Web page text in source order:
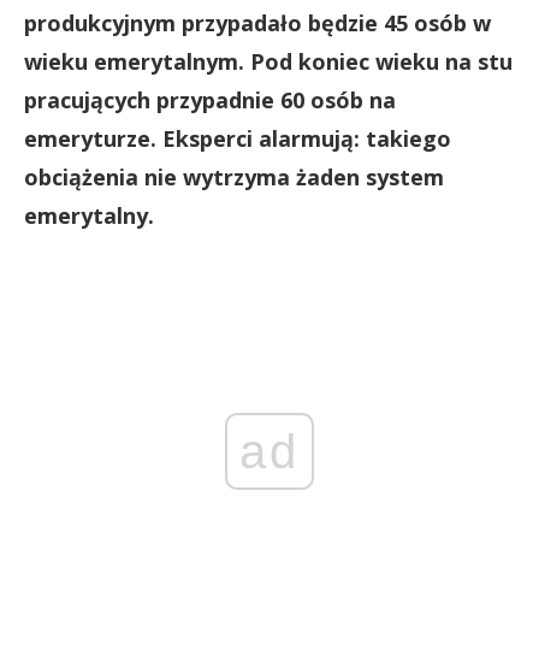
produkcyjnym przypadało będzie 45 osób w
wieku emerytalnym. Pod koniec wieku na stu
pracujących przypadnie 60 osób na
emeryturze. Eksperci alarmują: takiego
obciążenia nie wytrzyma żaden system
emerytalny.
ad